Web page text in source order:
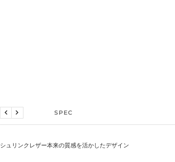
説明文 SPEC
戻
る
次
へ
シュリンクレザー本来の質感を活かしたデザイン